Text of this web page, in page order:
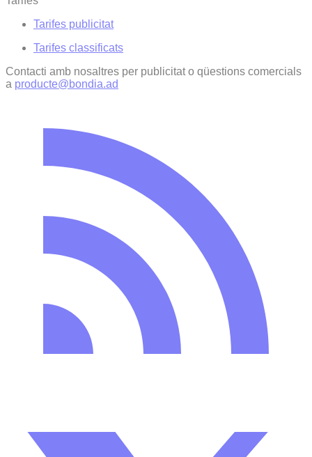
Tarifes publicitat
Tarifes classificats
Contacti amb nosaltres per publicitat o qüestions comercials
a producte@bondia.ad